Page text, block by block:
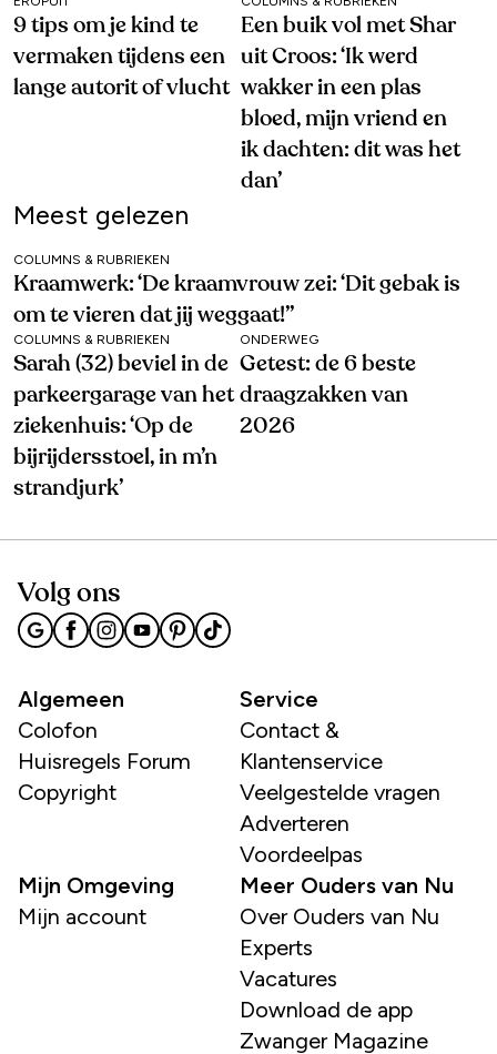
9 tips om je kind te
vermaken tijdens een
lange autorit of vlucht
Een buik vol met Shar
uit Croos: ‘Ik werd
wakker in een plas
bloed, mijn vriend en
ik dachten: dit was het
dan’
Meest gelezen
COLUMNS & RUBRIEKEN
Kraamwerk: ‘De kraamvrouw zei: ‘Dit gebak is
om te vieren dat jij weggaat!’’
COLUMNS & RUBRIEKEN
Sarah (32) beviel in de
parkeergarage van het
ziekenhuis: ‘Op de
bijrijdersstoel, in m’n
strandjurk’
ONDERWEG
Getest: de 6 beste
draagzakken van
2026
Volg ons
Algemeen
Colofon
Huisregels Forum
Copyright
Service
Contact &
Klantenservice
Veelgestelde vragen
Adverteren
Voordeelpas
Mijn Omgeving
Mijn account
Meer Ouders van Nu
Over Ouders van Nu
Experts
Vacatures
Download de app
Zwanger Magazine